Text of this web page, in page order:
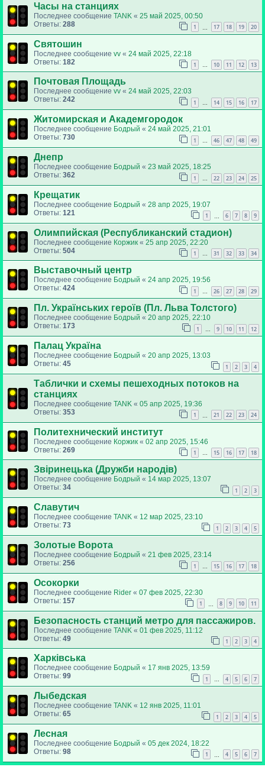
Часы на станциях
Последнее сообщение TANK « 25 май 2025, 00:50
Ответы: 288 1 17 18 19 20
Святошин
Последнее сообщение vv « 24 май 2025, 22:18
Ответы: 182 1 … 10 11 12 13
Почтовая Площадь
Последнее сообщение vv « 24 май 2025, 22:03
Ответы: 242 1 … 14 15 16 17
Житомирская и Академгородок
Последнее сообщение Бодрый « 24 май 2025, 21:01
Ответы: 730 1 46 47 48 49
Днепр
Последнее сообщение Бодрый « 23 май 2025, 18:25
Ответы: 362 1 22 23 24 25
Крещатик
Последнее сообщение Бодрый « 28 апр 2025, 19:07
Ответы: 121 1 6 7 8 9
Олимпийская (Республиканский стадион)
Последнее сообщение Коржик « 25 апр 2025, 22:20
Ответы: 504 1 … 31 32 33 34
Выставочный центр
Последнее сообщение Бодрый « 24 апр 2025, 19:56
Ответы: 424 1 … 26 27 28 29
Пл. Українських героїв (Пл. Льва Толстого)
Последнее сообщение Бодрый « 20 апр 2025, 22:10
Ответы: 173 1 9 10 11 12
Палац Україна
Последнее сообщение Бодрый « 20 апр 2025, 13:03
Ответы: 45 1 2 3 4
Таблички и схемы пешеходных потоков на
станциях
Последнее сообщение TANK « 05 апр 2025, 19:36
Ответы: 353 1 21 22 23 24
Политехнический институт
Последнее сообщение Коржик « 02 апр 2025, 15:46
Ответы: 269 1 … 15 16 17 18
Звіринецька (Дружби народів)
Последнее сообщение Бодрый « 14 мар 2025, 13:07
Ответы: 34 1 2 3
Славутич
Последнее сообщение TANK « 12 мар 2025, 23:10
Ответы: 73 1 2 3 4 5
Золотые Ворота
Последнее сообщение Бодрый « 21 фев 2025, 23:14
Ответы: 256 1 15 16 17 18
Осокорки
Последнее сообщение Rider « 07 фев 2025, 22:30
Ответы: 157 1 8 9 10 11
Безопасность станций метро для пассажиров.
Последнее сообщение TANK « 01 фев 2025, 11:12
Ответы: 49 1 2 3 4
Харківська
Последнее сообщение Бодрый « 17 янв 2025, 13:59
Ответы: 99 1 … 4 5 6 7
Лыбедская
Последнее сообщение TANK « 12 янв 2025, 11:01
Ответы: 65 1 2 3 4 5
Лесная
Последнее сообщение Бодрый « 05 дек 2024, 18:22
Ответы: 98 1 4 5 6 7